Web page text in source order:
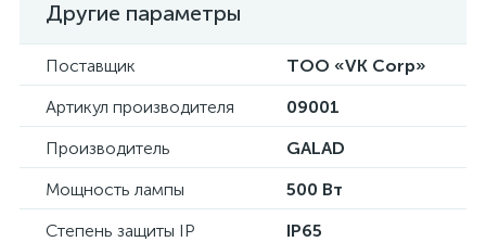
Другие параметры
Поставщик
ТОО «VK Corp»
Артикул производителя
09001
Производитель
GALAD
Мощность лампы
500 Вт
Степень защиты IP
IP65